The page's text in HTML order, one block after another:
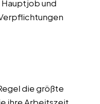
und
die größte
ihre Arbeitszeit